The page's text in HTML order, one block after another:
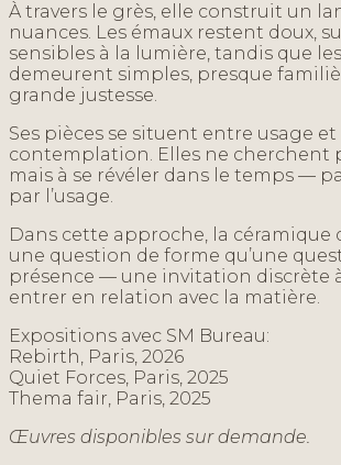
À travers le grès, elle construit un
nuances. Les émaux restent doux,
sensibles à la lumière, tandis que
demeurent simples, presque
grande justesse.
Ses pièces se situent entre usage et
contemplation. Elles ne cherchent
mais à se révéler dans le temps —
par l’usage.
Dans cette approche, la céramique
une question de forme qu’une
présence — une invitation discrète
entrer en relation avec la matière.
Expositions avec SM Bureau:
Rebirth, Paris, 2026
Quiet Forces, Paris, 2025
Thema fair, Paris, 2025
Œuvres disponibles sur demande.